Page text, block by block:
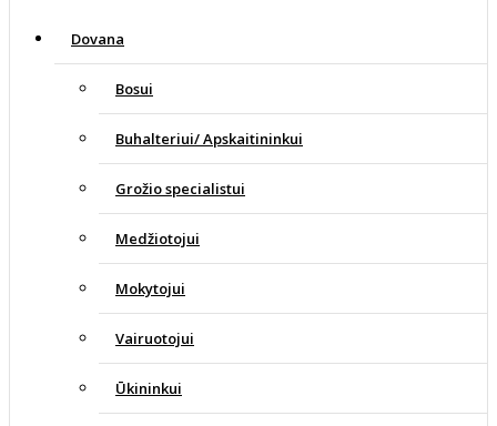
Dovana
Bosui
Buhalteriui/ Apskaitininkui
Grožio specialistui
Medžiotojui
Mokytojui
Vairuotojui
Ūkininkui